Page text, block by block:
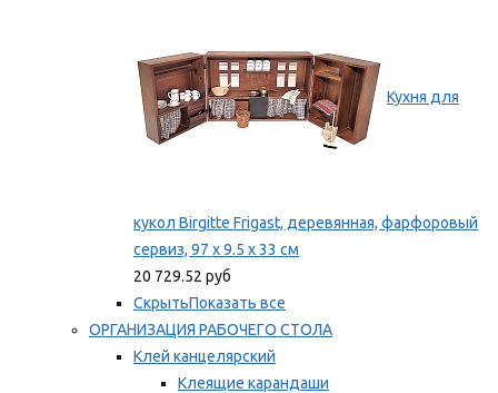
Кухня для
кукол Birgitte Frigast, деревянная, фарфоровый
сервиз, 97 x 9.5 x 33 см
20 729.52 руб
СкрытьПоказать все
ОРГАНИЗАЦИЯ РАБОЧЕГО СТОЛА
Клей канцелярский
Клеящие карандаши